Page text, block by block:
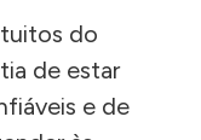
do
de estar
e de